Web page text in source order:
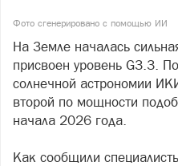
Фото сгенерировано с помощью ИИ
На Земле началась
присвоен уровень G3.3.
солнечной астрономии
второй по мощности
начала 2026 года.
Как сообщили